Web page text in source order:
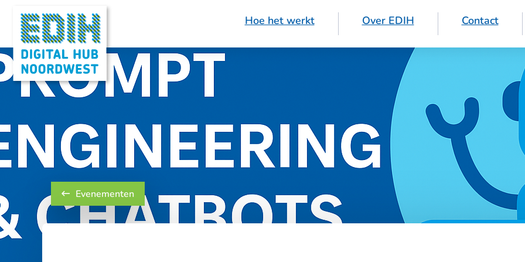
Logo
Digital
Hub
Noordwest
Hoe het werkt Over EDIH Contact
Evenementen